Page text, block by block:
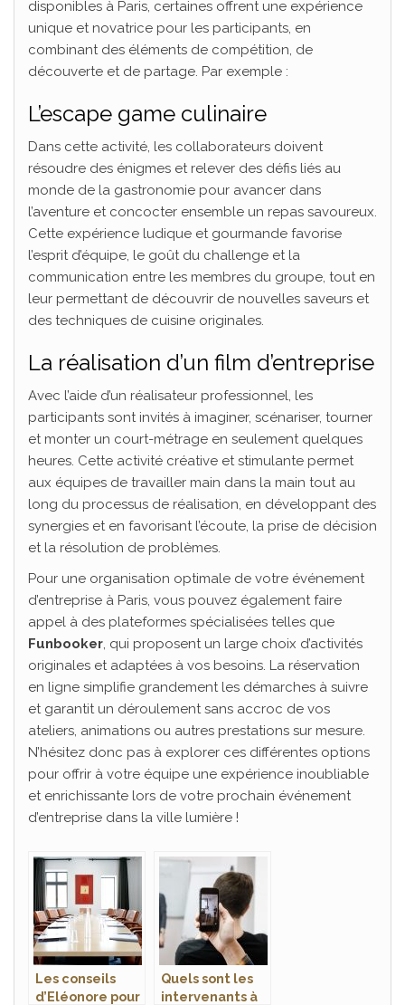
disponibles à Paris, certaines offrent une expérience
unique et novatrice pour les participants, en
combinant des éléments de compétition, de
découverte et de partage. Par exemple :
L’escape game culinaire
Dans cette activité, les collaborateurs doivent
résoudre des énigmes et relever des défis liés au
monde de la gastronomie pour avancer dans
l’aventure et concocter ensemble un repas savoureux.
Cette expérience ludique et gourmande favorise
l’esprit d’équipe, le goût du challenge et la
communication entre les membres du groupe, tout en
leur permettant de découvrir de nouvelles saveurs et
des techniques de cuisine originales.
La réalisation d’un film d’entreprise
Avec l’aide d’un réalisateur professionnel, les
participants sont invités à imaginer, scénariser, tourner
et monter un court-métrage en seulement quelques
heures. Cette activité créative et stimulante permet
aux équipes de travailler main dans la main tout au
long du processus de réalisation, en développant des
synergies et en favorisant l’écoute, la prise de décision
et la résolution de problèmes.
Pour une organisation optimale de votre événement
d’entreprise à Paris, vous pouvez également faire
appel à des plateformes spécialisées telles que
Funbooker, qui proposent un large choix d’activités
originales et adaptées à vos besoins. La réservation
en ligne simplifie grandement les démarches à suivre
et garantit un déroulement sans accroc de vos
ateliers, animations ou autres prestations sur mesure.
N’hésitez donc pas à explorer ces différentes options
pour offrir à votre équipe une expérience inoubliable
et enrichissante lors de votre prochain événement
d’entreprise dans la ville lumière !
Les conseils
d’Eléonore pour
Quels sont les
intervenants à